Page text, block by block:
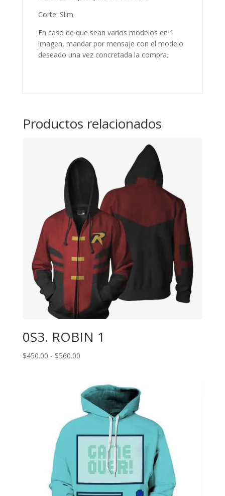
Corte: Slim
En caso de que sean varios modelos en 1
imagen, mandar por mensaje con el modelo
deseado una vez concretada la compra.
Productos relacionados
0S3. ROBIN 1
$450.00 - $560.00Rango
desde
$450.00
hasta